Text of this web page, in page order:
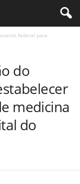
federal para
do
medicina
do